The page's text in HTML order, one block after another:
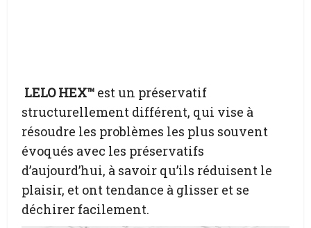
LELO HEX™ est un préservatif
structurellement différent, qui vise à
résoudre les problèmes les plus souvent
évoqués avec les préservatifs
d’aujourd’hui, à savoir qu’ils réduisent le
plaisir, et ont tendance à glisser et se
déchirer facilement.